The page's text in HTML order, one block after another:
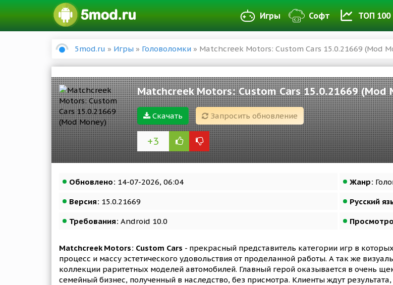
Игры Софт ТОП 100
5mod.ru » Игры » Головоломки » Matchcreek Motors: Custom Cars 15.0.21669 (Mod
Matchcreek Motors: Custom Cars 15.0.21669 (Mod
Скачать Запросить обновление
+3
Обновлено: 14-07-2026, 06:04 Жанр:
Версия: 15.0.21669 Русский
Требования: Android 10.0
Matchcreek Motors: Custom Cars - прекрасный представитель категории игр в
процесс и массу эстетического удовольствия от проделанной работы. А так же
коллекции раритетных моделей автомобилей. Главный герой оказывается в очень
семейный бизнес, полученный в наследство, без присмотра. Клиенты ждут